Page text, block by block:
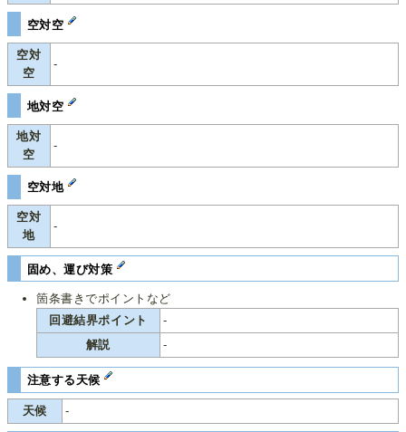
空対空
空対
空
-
地対空
地対
空
-
空対地
空対
地
-
固め、運び対策
箇条書きでポイントなど
回避結界ポイント
-
解説
-
注意する天候
天候 -